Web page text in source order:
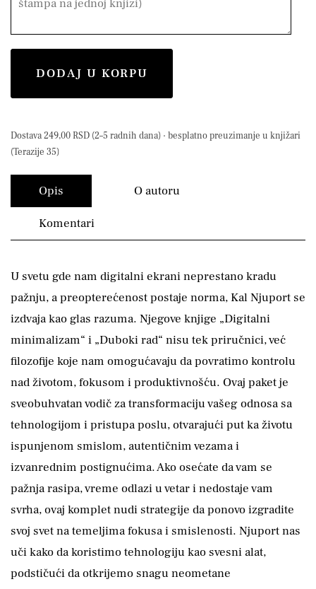
DODAJ U KORPU
Dostava 249,00 RSD (2–5 radnih dana) · besplatno preuzimanje u knjižari
(Terazije 35)
Opis O autoru
Komentari
U svetu gde nam digitalni ekrani neprestano kradu
pažnju, a preopterećenost postaje norma, Kal Njuport se
izdvaja kao glas razuma. Njegove knjige „Digitalni
minimalizam“ i „Duboki rad“ nisu tek priručnici, već
filozofije koje nam omogućavaju da povratimo kontrolu
nad životom, fokusom i produktivnošću. Ovaj paket je
sveobuhvatan vodič za transformaciju vašeg odnosa sa
tehnologijom i pristupa poslu, otvarajući put ka životu
ispunjenom smislom, autentičnim vezama i
izvanrednim postignućima. Ako osećate da vam se
pažnja rasipa, vreme odlazi u vetar i nedostaje vam
svrha, ovaj komplet nudi strategije da ponovo izgradite
svoj svet na temeljima fokusa i smislenosti. Njuport nas
uči kako da koristimo tehnologiju kao svesni alat,
podstičući da otkrijemo snagu neometane